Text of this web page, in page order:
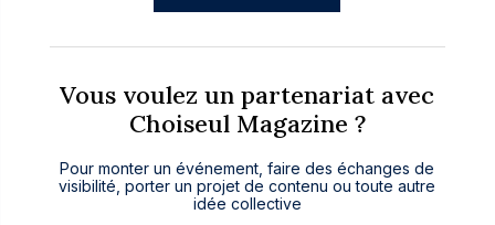
Vous voulez un partenariat avec
Choiseul Magazine ?
Pour monter un événement, faire des échanges de
visibilité, porter un projet de contenu ou toute autre
idée collective